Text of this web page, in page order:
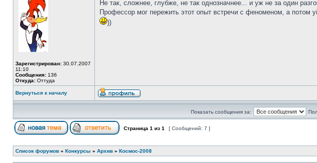
Зарегистрирован: 30.07.2007
11:10
Сообщения: 136
Откуда: Оттуда
Не так, сложнее, глубже, не так однозначнее... и уж не за один
Профессор мог пережить этот опыт встречи с феноменом, а потом
))
Вернуться к началу
Показать сообщения за:
Страница 1 из 1 [ Сообщений: 7 ]
Список форумов » Конкурсы » Архив » Космос-2008